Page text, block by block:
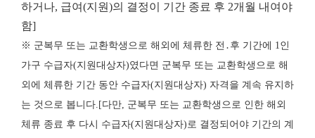
하거나, 급여(지원)의 결정이 기간 종료 후 2개월 내여야
함]
※ 군복무 또는 교환학생으로 해외에 체류한 전․후 기간에 1인
가구 수급자(지원대상자)였다면 군복무 또는 교환학생으로 해
외에 체류한 기간 동안 수급자(지원대상자) 자격을 계속 유지하
는 것으로 봅니다.[다만, 군복무 또는 교환학생으로 인한 해외
체류 종료 후 다시 수급자(지원대상자)로 결정되어야 기간의 계